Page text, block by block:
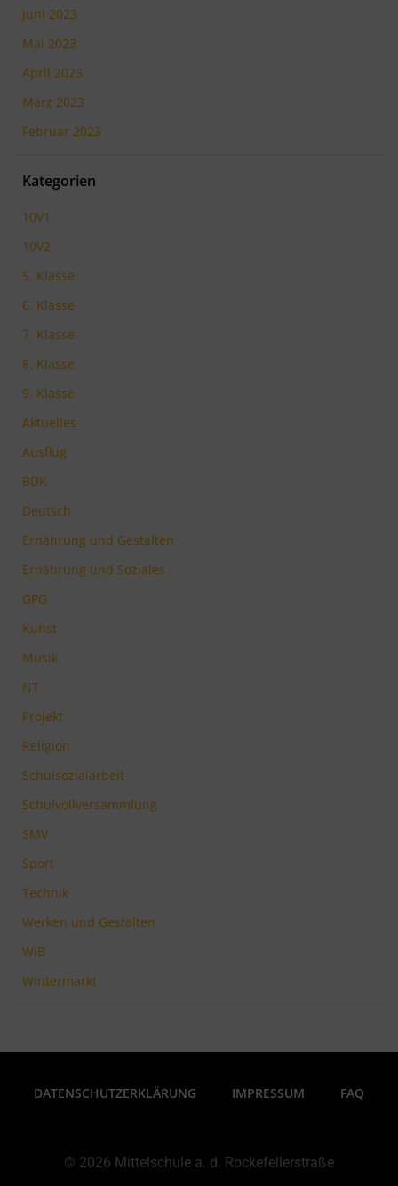
Juni 2023
Mai 2023
April 2023
März 2023
Februar 2023
Kategorien
10V1
10V2
5. Klasse
6. Klasse
7. Klasse
8. Klasse
9. Klasse
Aktuelles
Ausflug
BDK
Deutsch
Ernährung und Gestalten
Ernährung und Soziales
GPG
Kunst
Musik
NT
Projekt
Religion
Schulsozialarbeit
Schulvollversammlung
SMV
Sport
Technik
Werken und Gestalten
WiB
Wintermarkt
DATENSCHUTZERKLÄRUNG IMPRESSUM FAQ
© 2026 Mittelschule a. d. Rockefellerstraße